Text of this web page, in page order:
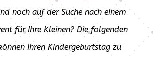
noch auf der Suche nach einem
für Ihre Kleinen? Die folgenden
Ihren Kindergeburtstag zu